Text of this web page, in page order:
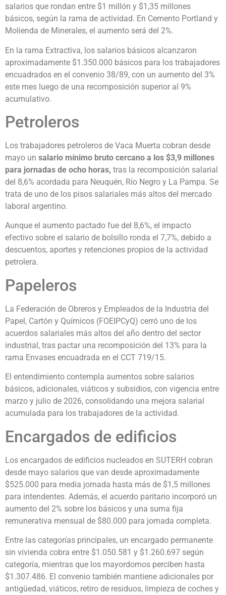
salarios que rondan entre $1 millón y $1,35 millones
básicos, según la rama de actividad. En Cemento Portland y
Molienda de Minerales, el aumento será del 2%.
En la rama Extractiva, los salarios básicos alcanzaron
aproximadamente $1.350.000 básicos para los trabajadores
encuadrados en el convenio 38/89, con un aumento del 3%
este mes luego de una recomposición superior al 9%
acumulativo.
Petroleros
Los trabajadores petroleros de Vaca Muerta cobran desde
mayo un salario mínimo bruto cercano a los $3,9 millones
para jornadas de ocho horas, tras la recomposición salarial
del 8,6% acordada para Neuquén, Río Negro y La Pampa. Se
trata de uno de los pisos salariales más altos del mercado
laboral argentino.
Aunque el aumento pactado fue del 8,6%, el impacto
efectivo sobre el salario de bolsillo ronda el 7,7%, debido a
descuentos, aportes y retenciones propios de la actividad
petrolera.
Papeleros
La Federación de Obreros y Empleados de la Industria del
Papel, Cartón y Químicos (FOEIPCyQ) cerró uno de los
acuerdos salariales más altos del año dentro del sector
industrial, tras pactar una recomposición del 13% para la
rama Envases encuadrada en el CCT 719/15.
El entendimiento contempla aumentos sobre salarios
básicos, adicionales, viáticos y subsidios, con vigencia entre
marzo y julio de 2026, consolidando una mejora salarial
acumulada para los trabajadores de la actividad.
Encargados de edificios
Los encargados de edificios nucleados en SUTERH cobran
desde mayo salarios que van desde aproximadamente
$525.000 para media jornada hasta más de $1,5 millones
para intendentes. Además, el acuerdo paritario incorporó un
aumento del 2% sobre los básicos y una suma fija
remunerativa mensual de $80.000 para jornada completa.
Entre las categorías principales, un encargado permanente
sin vivienda cobra entre $1.050.581 y $1.260.697 según
categoría, mientras que los mayordomos perciben hasta
$1.307.486. El convenio también mantiene adicionales por
antigüedad, viáticos, retiro de residuos, limpieza de coches y